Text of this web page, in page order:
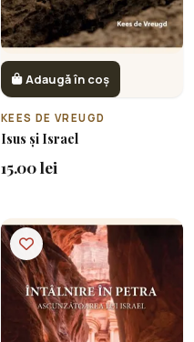
Adaugă în coș
KEES DE VREUGD
Isus și Israel
15.00 lei